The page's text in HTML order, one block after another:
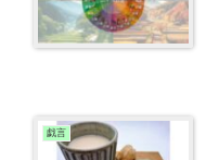
戯言